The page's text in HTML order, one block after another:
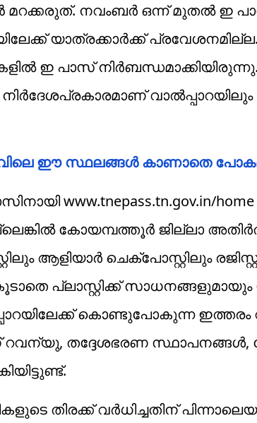
നവംബർ ഒന്ന് മുതൽ ഇ
യാത്രക്കാർക്ക് പ്രവേശനമില്ല.
ഇ പാസ്
ഈ സ്ഥലങ്ങൾ കാണാതെ
www.tnepass.tn.gov.in/
കോയമ്പത്തൂർ ജില്ലാ
ആളിയാർ ചെക്‌പോസ്റ്റിലും
പ്ലാസ്റ്റിക്ക് സാധനങ്ങളുമായും
കൊണ്ടുപോകുന്ന
റവന്യു, തദ്ദേശഭരണ
തിരക്ക് വർധിച്ചതിന്